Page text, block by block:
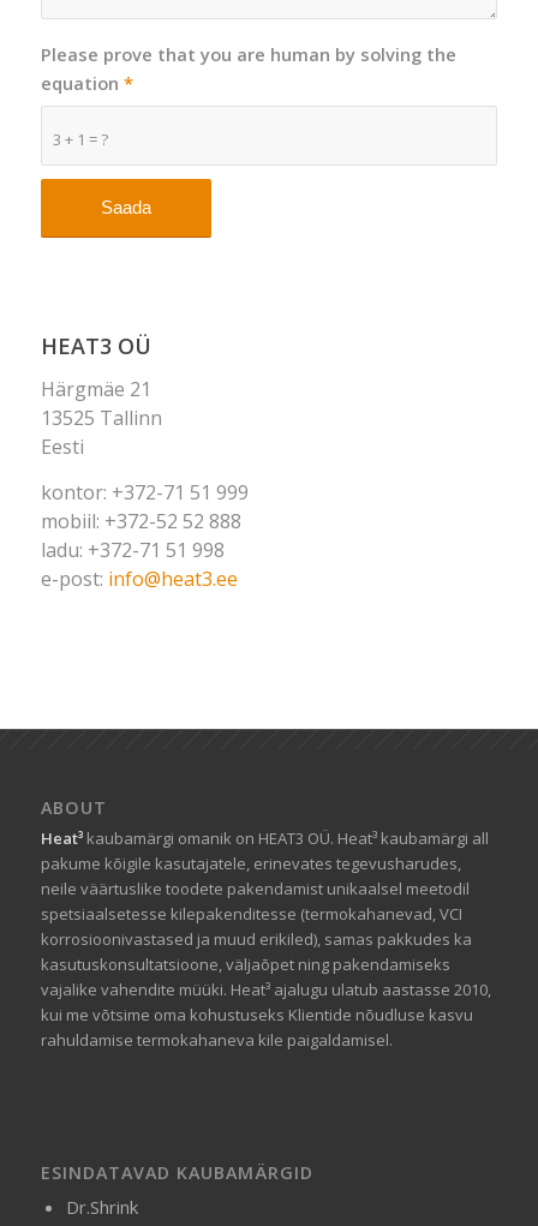
3 + 1 = ?
Please prove that you are human by solving the
equation *
HEAT3 OÜ
Härgmäe 21
13525 Tallinn
Eesti
kontor: +372-71 51 999
mobiil: +372-52 52 888
ladu: +372-71 51 998
e-post: info@heat3.ee
ABOUT
Heat³kaubamärgi omanik on HEAT3 OÜ. Heat³ kaubamärgi all
pakume kõigile kasutajatele, erinevates tegevusharudes,
neile väärtuslike toodete pakendamist unikaalsel meetodil
spetsiaalsetesse kilepakenditesse (termokahanevad, VCI
korrosioonivastased ja muud erikiled), samas pakkudes ka
kasutuskonsultatsioone, väljaõpet ning pakendamiseks
vajalike vahendite müüki. Heat³ ajalugu ulatub aastasse 2010,
kui me võtsime oma kohustuseks Klientide nõudluse kasvu
rahuldamise termokahaneva kile paigaldamisel.
ESINDATAVAD KAUBAMÄRGID
Dr.Shrink